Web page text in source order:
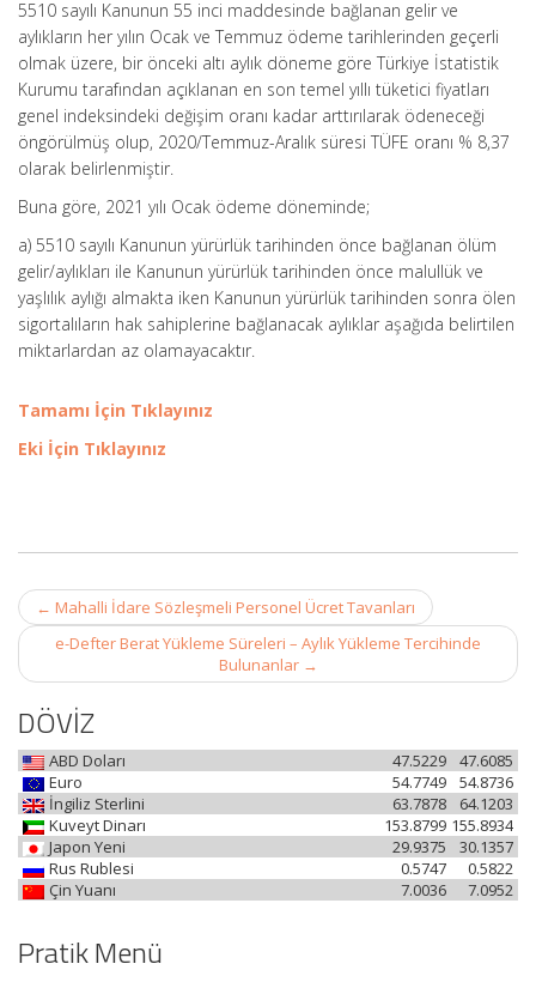
5510 sayılı Kanunun 55 inci maddesinde bağlanan gelir ve
aylıkların her yılın Ocak ve Temmuz ödeme tarihlerinden geçerli
olmak üzere, bir önceki altı aylık döneme göre Türkiye İstatistik
Kurumu tarafından açıklanan en son temel yıllı tüketici fiyatları
genel indeksindeki değişim oranı kadar arttırılarak ödeneceği
öngörülmüş olup, 2020/Temmuz-Aralık süresi TÜFE oranı % 8,37
olarak belirlenmiştir.
Buna göre, 2021 yılı Ocak ödeme döneminde;
a) 5510 sayılı Kanunun yürürlük tarihinden önce bağlanan ölüm
gelir/aylıkları ile Kanunun yürürlük tarihinden önce malullük ve
yaşlılık aylığı almakta iken Kanunun yürürlük tarihinden sonra ölen
sigortalıların hak sahiplerine bağlanacak aylıklar aşağıda belirtilen
miktarlardan az olamayacaktır.
Tamamı İçin Tıklayınız
Eki İçin Tıklayınız
Post
navigation
← Mahalli İdare Sözleşmeli Personel Ücret Tavanları
e-Defter Berat Yükleme Süreleri – Aylık Yükleme Tercihinde
Bulunanlar →
DÖVİZ
ABD Doları 47.6085
47.5229
Euro
54.8736
54.7749
İngiliz Sterlini
64.1203
63.7878
Kuveyt Dinarı
155.8934
153.8799
Japon Yeni
30.1357
29.9375
Rus Rublesi
0.5822
0.5747
Çin Yuanı
7.0952
7.0036
Pratik Menü